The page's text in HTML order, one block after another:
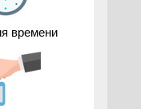
времени